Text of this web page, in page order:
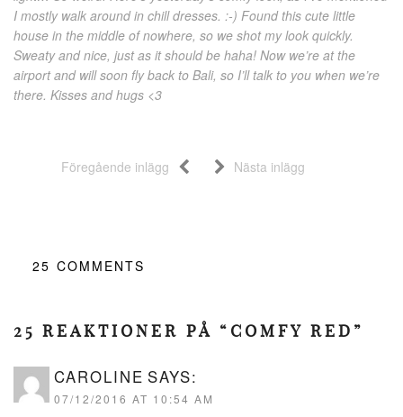
I mostly walk around in chill dresses. :-) Found this cute little
house in the middle of nowhere, so we shot my look quickly.
Sweaty and nice, just as it should be haha! Now we’re at the
airport and will soon fly back to Bali, so I’ll talk to you when we’re
there. Kisses and hugs <3
Föregående inlägg Nästa inlägg
25 COMMENTS
25 REAKTIONER PÅ “COMFY RED”
CAROLINE SAYS:
07/12/2016 AT 10:54 AM